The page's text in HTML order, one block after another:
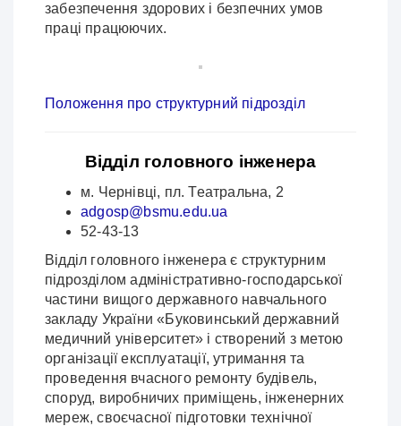
забезпечення здорових і безпечних умов
праці працюючих.
Положення про структурний підрозділ
Відділ головного інженера
м. Чернівці, пл. Театральна, 2
adgosp@bsmu.edu.ua
52-43-13
Відділ головного інженера є структурним
підрозділом адміністративно-господарської
частини вищого державного навчального
закладу України «Буковинський державний
медичний університет» і створений з метою
організації експлуатації, утримання та
проведення вчасного ремонту будівель,
споруд, виробничих приміщень, інженерних
мереж, своєчасної підготовки технічної